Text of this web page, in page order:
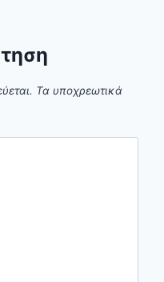
Τα υποχρεωτικά